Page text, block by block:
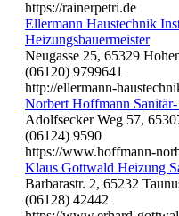
https://rainerpetri.de
Ellermann Haustechnik
Heizungsbauermeister
Neugasse 25, 65329
(06120) 9799641
http://ellermann-
Norbert Hoffmann
Adolfsecker Weg 57,
(06124) 9590
https://www.hoffmann-
Klaus Gottwald Heizung
Barbarastr. 2, 65232
(06128) 42442